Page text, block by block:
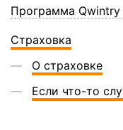
Программа Qwintry
Страховка
О страховке
Если что-то